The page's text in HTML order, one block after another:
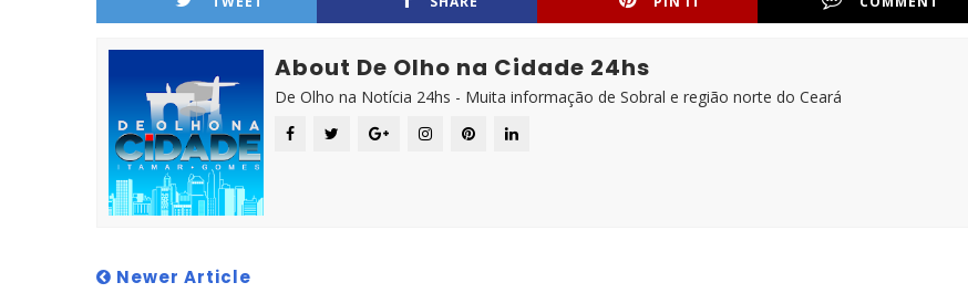
About De Olho na Cidade 24hs
De Olho na Notícia 24hs - Muita informação de Sobral e região norte do Ceará
Newer Article